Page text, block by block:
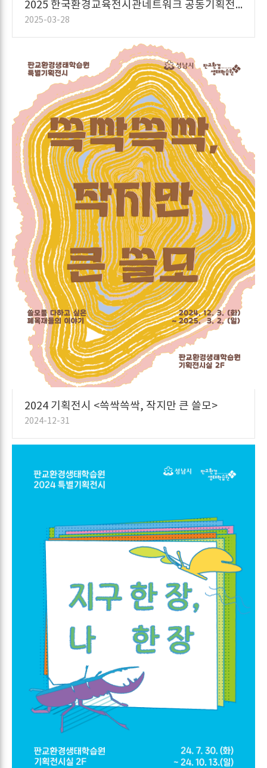
2025 한국환경교육전시관네트워크 공동기획전시 <에코놀림픽>
2025-03-28
2024 기획전시 <쓱싹쓱싹, 작지만 큰 쓸모>
2024-12-31